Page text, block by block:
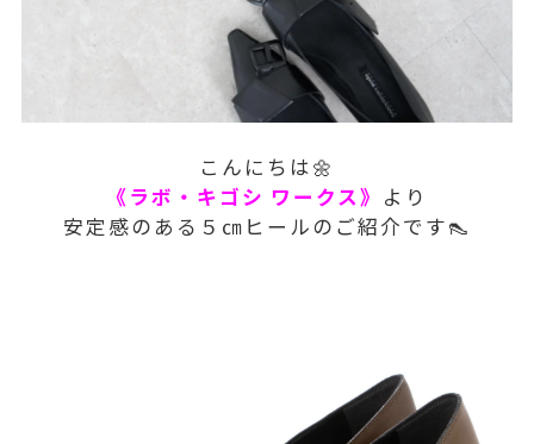
こんにちは🌼
《ラボ・キゴシ ワークス》 より
安定感のある５㎝ヒールのご紹介です👠